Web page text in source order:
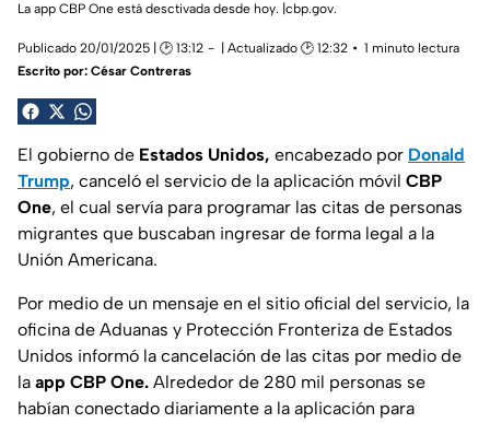
La app CBP One está desctivada desde hoy. |cbp.gov.
Publicado 20/01/2025 | 🕑 13:12 | Actualizado 🕑 12:32
1 minuto lectura
Escrito por: César Contreras
El gobierno de Estados Unidos, encabezado por Donald
Trump, canceló el servicio de la aplicación móvil CBP
One, el cual servía para programar las citas de personas
migrantes que buscaban ingresar de forma legal a la
Unión Americana.
Por medio de un mensaje en el sitio oficial del servicio, la
oficina de Aduanas y Protección Fronteriza de Estados
Unidos informó la cancelación de las citas por medio de
la app CBP One. Alrededor de 280 mil personas se
habían conectado diariamente a la aplicación para